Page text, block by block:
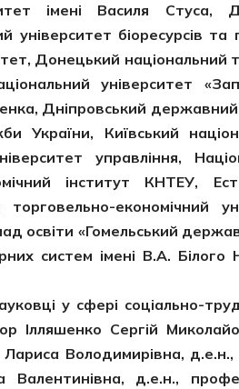
імені Василя Стуса,
біоресурсів та
Донецький національний
університет
Дніпровський
України, Київський
управління,
інститут КНТЕУ,
економічний
освіти «Гомельський
систем імені В.А. Білого
у сфері соціально-
Ілляшенко Сергій
Володимирівна,
д.е.н.,